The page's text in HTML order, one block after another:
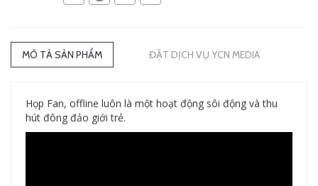
MÔ TẢ SẢN PHẨM ĐẶT DỊCH VỤ YCN MEDIA
Họp Fan, offline luôn là một hoạt động sôi động và thu
hút đông đảo giới trẻ.